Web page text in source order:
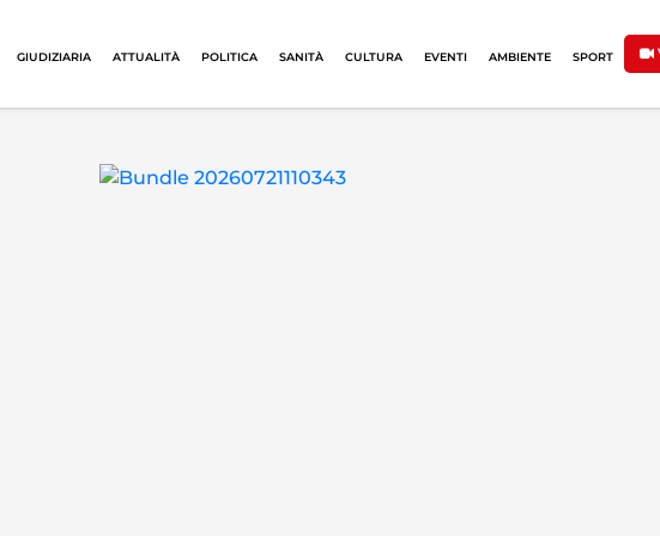
GIUDIZIARIA ATTUALITÀ POLITICA SANITÀ CULTURA EVENTI AMBIENTE SPORT